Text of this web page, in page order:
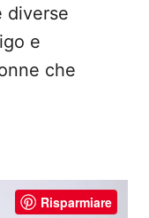
diverse
e
che
Risparmiare